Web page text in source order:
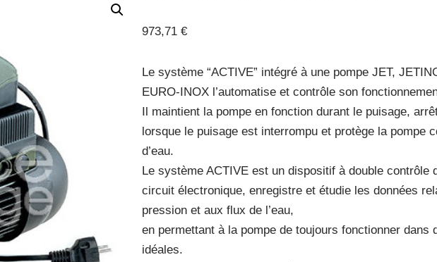
973,71€
Le système “ACTIVE” intégré à une pompe JET,
EURO-INOX l’automatise et contrôle son
Il maintient la pompe en fonction durant le puisage,
lorsque le puisage est interrompu et protège la pompe
d’eau.
Le système ACTIVE est un dispositif à double contrôle
circuit électronique, enregistre et étudie les données
pression et aux flux de l’eau,
en permettant à la pompe de toujours fonctionner dans
idéales.